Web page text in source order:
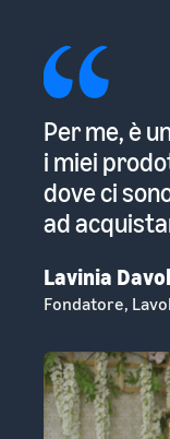
Per me, è
i miei
dove ci
ad
Lavinia
Fondatore,